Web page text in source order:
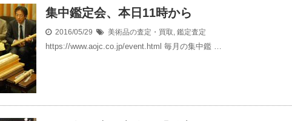
集中鑑定会、本日11時から
2016/05/29 美術品の査定・買取, 鑑定査定
https://www.aojc.co.jp/event.html 毎月の集中鑑 …